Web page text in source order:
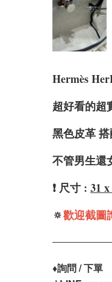
Hermès
超好看的超
黑色皮革
不管男生還
❗️ 尺寸 : 31
🔅歡迎截圖
♦️詢問 / 下單